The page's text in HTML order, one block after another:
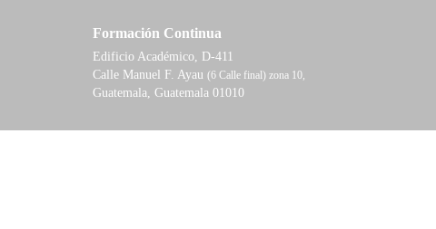
Formación Continua
Edificio Académico, D-411
Calle Manuel F. Ayau (6 Calle final) zona 10,
Guatemala, Guatemala 01010